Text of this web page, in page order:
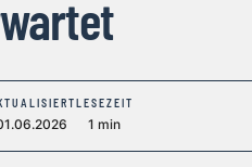
LESEZEIT
1 min